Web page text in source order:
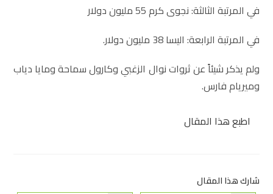
في المرتبة الثالثة: نجوى كرم 55 مليون دولار
في المرتبة الرابعة: اليسا 38 مليون دولار.
ولم يذكر شيئاً عن ثروات نوال الزغبي وكارول سماحة ومايا دياب
وميريام فارس.
اطبع هذا المقال
شارك هذا المقال